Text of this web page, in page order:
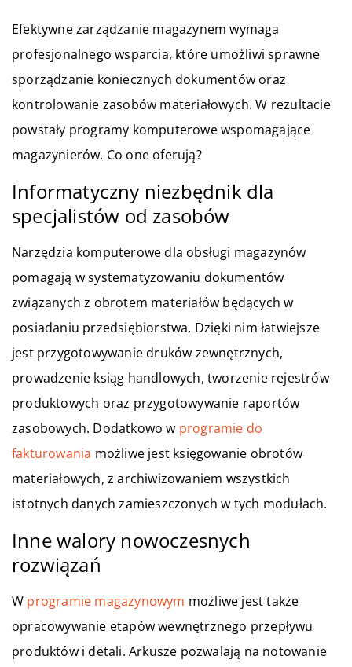
Efektywne zarządzanie magazynem wymaga
profesjonalnego wsparcia, które umożliwi sprawne
sporządzanie koniecznych dokumentów oraz
kontrolowanie zasobów materiałowych. W rezultacie
powstały programy komputerowe wspomagające
magazynierów. Co one oferują?
Informatyczny niezbędnik dla
specjalistów od zasobów
Narzędzia komputerowe dla obsługi magazynów
pomagają w systematyzowaniu dokumentów
związanych z obrotem materiałów będących w
posiadaniu przedsiębiorstwa. Dzięki nim łatwiejsze
jest przygotowywanie druków zewnętrznych,
prowadzenie ksiąg handlowych, tworzenie rejestrów
produktowych oraz przygotowywanie raportów
zasobowych. Dodatkowo w programie do
fakturowania możliwe jest księgowanie obrotów
materiałowych, z archiwizowaniem wszystkich
istotnych danych zamieszczonych w tych modułach.
Inne walory nowoczesnych
rozwiązań
W programie magazynowym możliwe jest także
opracowywanie etapów wewnętrznego przepływu
produktów i detali. Arkusze pozwalają na notowanie